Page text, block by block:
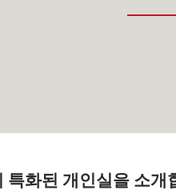
특화된 개인실을 소개